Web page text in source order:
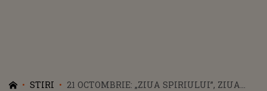
STIRI
21 OCTOMBRIE: „ZIUA SPIRIULUI”, ZIUA